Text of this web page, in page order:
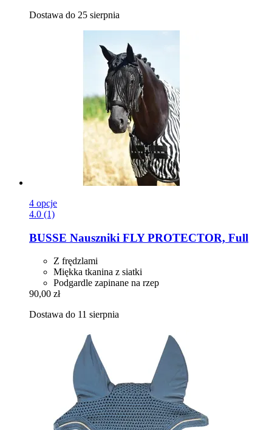
Dostawa do 25 sierpnia
4 opcje
4.0 (1)
BUSSE Nauszniki FLY PROTECTOR, Full
Z frędzlami
Miękka tkanina z siatki
Podgardle zapinane na rzep
90,00 zł
Dostawa do 11 sierpnia